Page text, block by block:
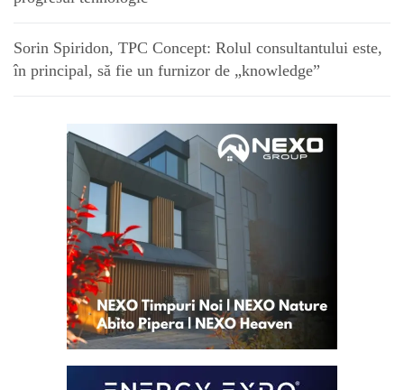
Sorin Spiridon, TPC Concept: Rolul consultantului este,
în principal, să fie un furnizor de „knowledge”